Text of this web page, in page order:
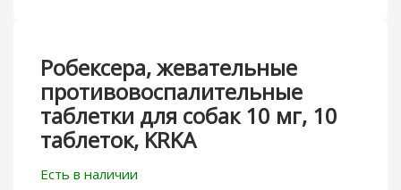
Робексера, жевательные
противовоспалительные
таблетки для собак 10 мг, 10
таблеток, KRKA
Есть в наличии